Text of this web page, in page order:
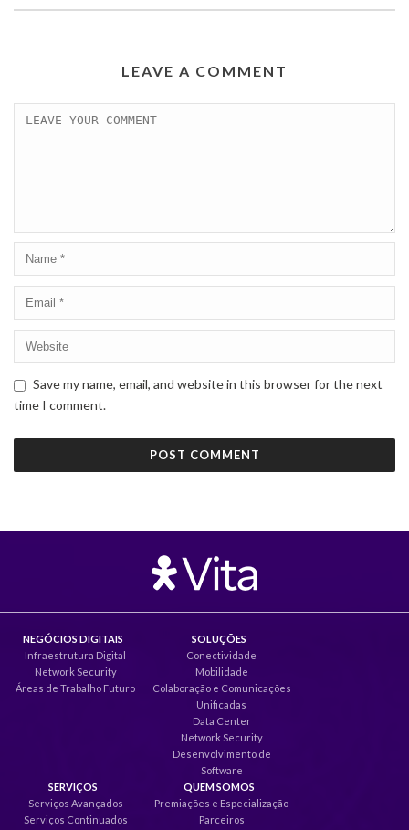
LEAVE A COMMENT
Save my name, email, and website in this browser for the next
time I comment.
NEGÓCIOS DIGITAIS
Infraestrutura Digital
Network Security
Áreas de Trabalho Futuro
SOLUÇÕES
Conectividade
Mobilidade
Colaboração e Comunicações
Unificadas
Data Center
Network Security
Desenvolvimento de
Software
SERVIÇOS
Serviços Avançados
Serviços Continuados
QUEM SOMOS
Premiações e Especialização
Parceiros